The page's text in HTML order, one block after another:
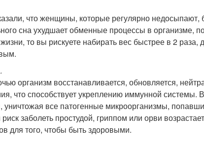
что женщины, которые регулярно недосыпают,
сна ухудшает обменные процессы в организме,
то вы рискуете набирать вес быстрее в 2
организм восстанавливается, обновляется,
что способствует укреплению иммунной системы.
уничтожая все патогенные микроорганизмы,
заболеть простудой, гриппом или орви
для того, чтобы быть здоровыми.